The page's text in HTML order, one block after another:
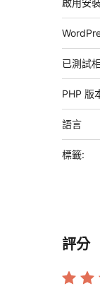
已測試
PHP 版
語言
標籤:
評分